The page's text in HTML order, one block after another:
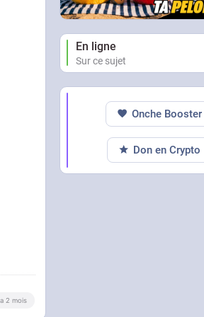
2 mois
En ligne
Sur ce sujet
Onche Booster
Don en Crypto